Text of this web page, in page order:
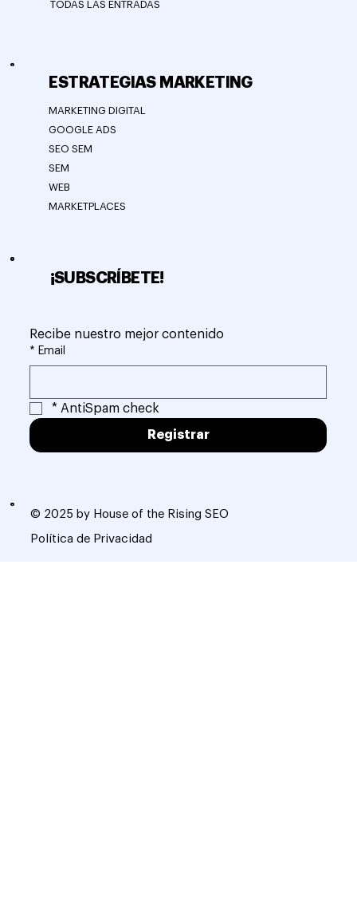
© 2025 by House of the Rising SEO
Política de Privacidad
¡SUBSCRÍBETE!
Recibe nuestro mejor contenido
* Email
* AntiSpam check
Registrar
ESTRATEGIAS MARKETING
MARKETING DIGITAL
GOOGLE ADS
SEO SEM
SEM
WEB
MARKETPLACES
TODAS LAS ENTRADAS